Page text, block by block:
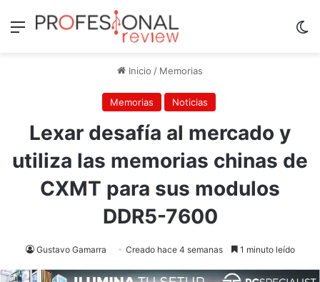
Menú
Inicio / Memorias
Memorias Noticias
Lexar desafía al mercado y
utiliza las memorias chinas de
CXMT para sus modulos
DDR5-7600
Gustavo Gamarra Creado hace 4 semanas 1 minuto leído